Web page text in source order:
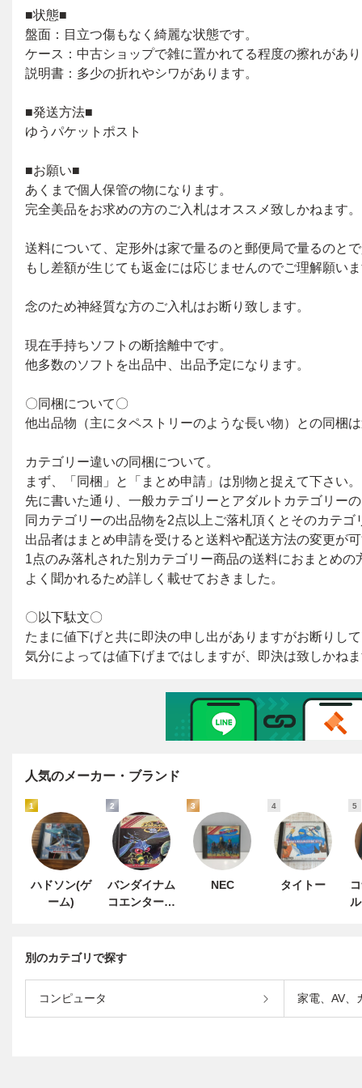
人気のメーカー・ブランド
1
ハドソン(ゲ
ーム)
2
バンダイナム
コエンターテ
3
NEC
4
タイトー
5
別のカテゴリで探す
コンピュータ 家電、AV、